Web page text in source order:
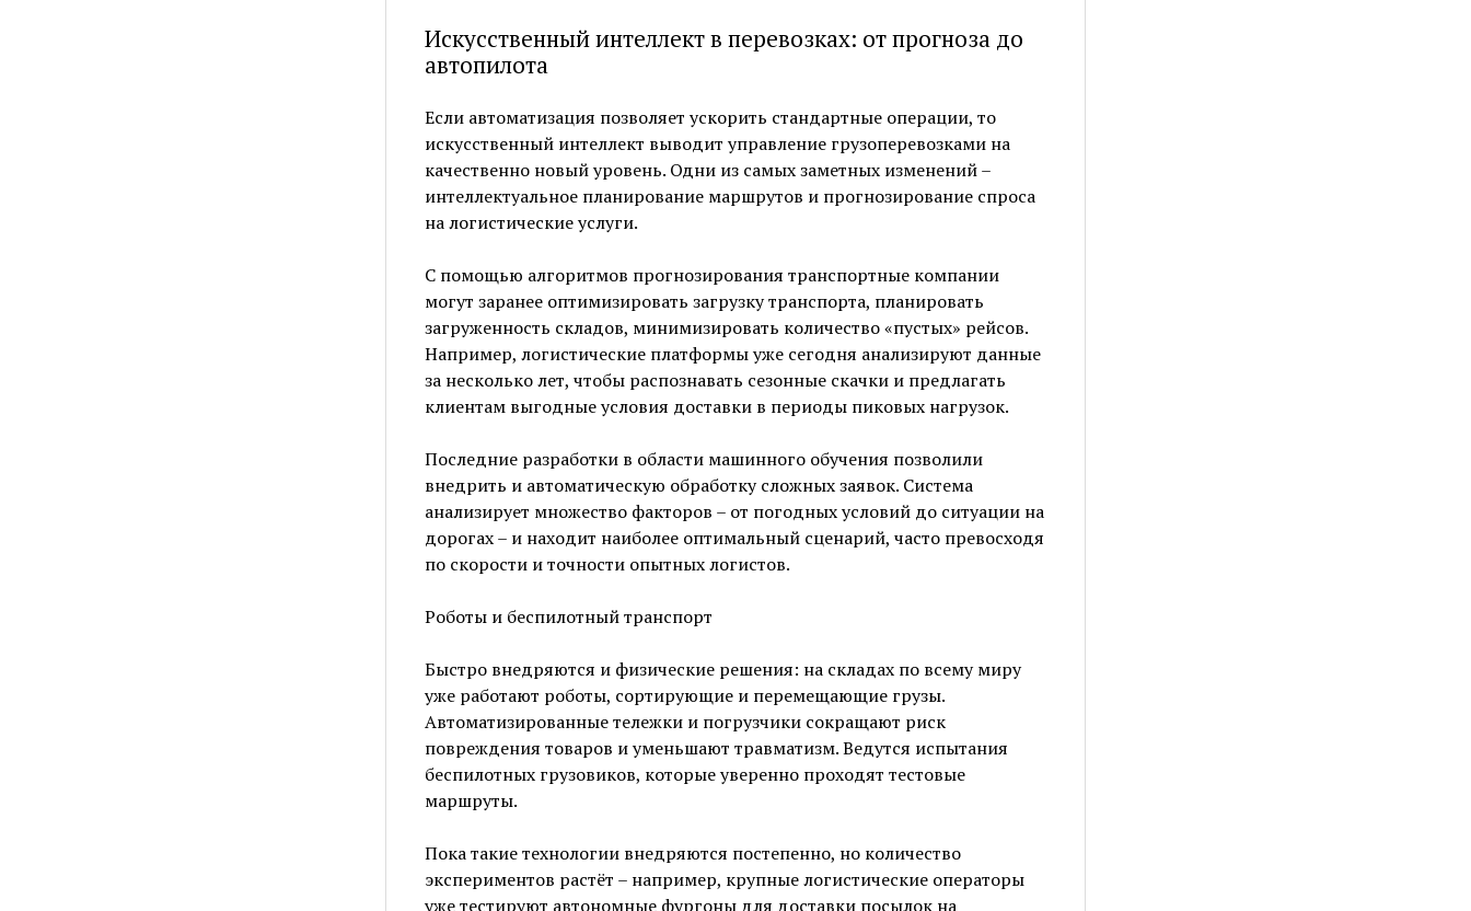
Искусственный интеллект в перевозках: от прогноза до
автопилота
Если автоматизация позволяет ускорить стандартные операции, то
искусственный интеллект выводит управление грузоперевозками на
качественно новый уровень. Одни из самых заметных изменений –
интеллектуальное планирование маршрутов и прогнозирование спроса
на логистические услуги.
С помощью алгоритмов прогнозирования транспортные компании
могут заранее оптимизировать загрузку транспорта, планировать
загруженность складов, минимизировать количество «пустых» рейсов.
Например, логистические платформы уже сегодня анализируют данные
за несколько лет, чтобы распознавать сезонные скачки и предлагать
клиентам выгодные условия доставки в периоды пиковых нагрузок.
Последние разработки в области машинного обучения позволили
внедрить и автоматическую обработку сложных заявок. Система
анализирует множество факторов – от погодных условий до ситуации на
дорогах – и находит наиболее оптимальный сценарий, часто превосходя
по скорости и точности опытных логистов.
Роботы и беспилотный транспорт
Быстро внедряются и физические решения: на складах по всему миру
уже работают роботы, сортирующие и перемещающие грузы.
Автоматизированные тележки и погрузчики сокращают риск
повреждения товаров и уменьшают травматизм. Ведутся испытания
беспилотных грузовиков, которые уверенно проходят тестовые
маршруты.
Пока такие технологии внедряются постепенно, но количество
экспериментов растёт – например, крупные логистические операторы
уже тестируют автономные фургоны для доставки посылок на